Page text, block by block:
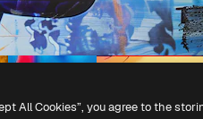
.
All Cookies”, you agree to the